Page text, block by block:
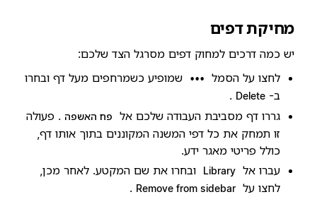
מחיקת דפים
יש כמה דרכים למחוק דפים מסרגל הצד שלכם:
לחצו על הסמל
•••
שמופיע כשמרחפים מעל דף ובחרו
ב- Delete
.
גררו דף מסביבת העבודה שלכם אל
פח האשפה . פעולה
זו תמחק את כל דפי המשנה המקוננים בתוך אותו דף,
כולל פריטי מאגר ידע.
עברו אל Library
ובחרו את שם המקטע. לאחר מכן,
לחצו על Remove from sidebar
.